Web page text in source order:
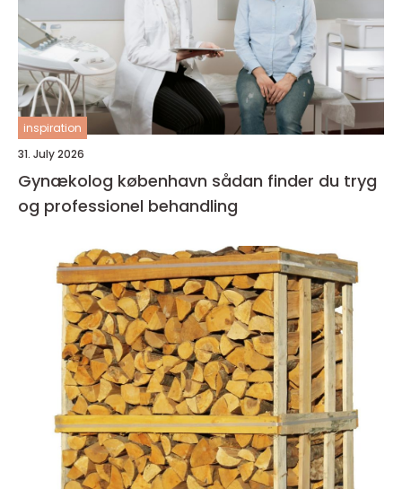
inspiration
31. July 2026
Gynækolog københavn sådan finder du tryg
og professionel behandling